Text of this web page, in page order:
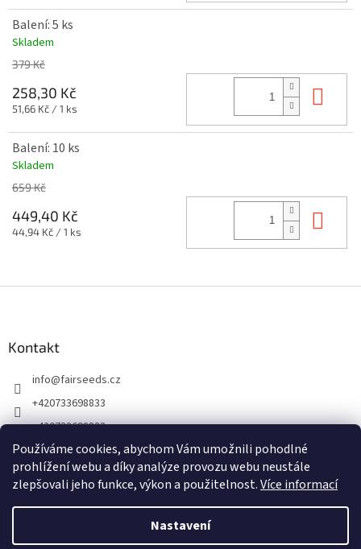
Používáme cookies, abychom Vám umožnili pohodlné
prohlížení webu a díky analýze provozu webu neustále
zlepšovali jeho funkce, výkon a použitelnost.Více informací
Nastavení
Balení: 5 ks
Skladem
379 Kč
258,30 Kč
Měrná
51,66 Kč / 1 ks
Balení: 10 ks
Skladem
659 Kč
449,40 Kč
Měrná
44,94 Kč / 1 ks
Kontakt
info@fairseeds.cz
+420733698833
+420733698833
Vytvořil Shoptet